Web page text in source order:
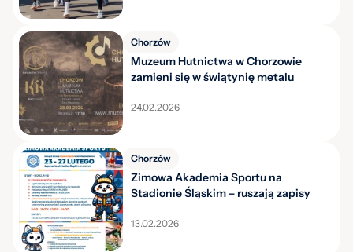
Chorzów
Muzeum Hutnictwa w Chorzowie
zamieni się w świątynię metalu
24.02.2026
Chorzów
Zimowa Akademia Sportu na
Stadionie Śląskim – ruszają zapisy
13.02.2026